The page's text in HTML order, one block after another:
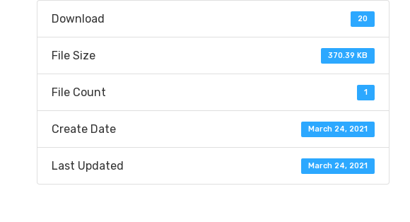
Download 20
File Size 370.39 KB
File Count 1
Create Date March 24, 2021
Last Updated March 24, 2021